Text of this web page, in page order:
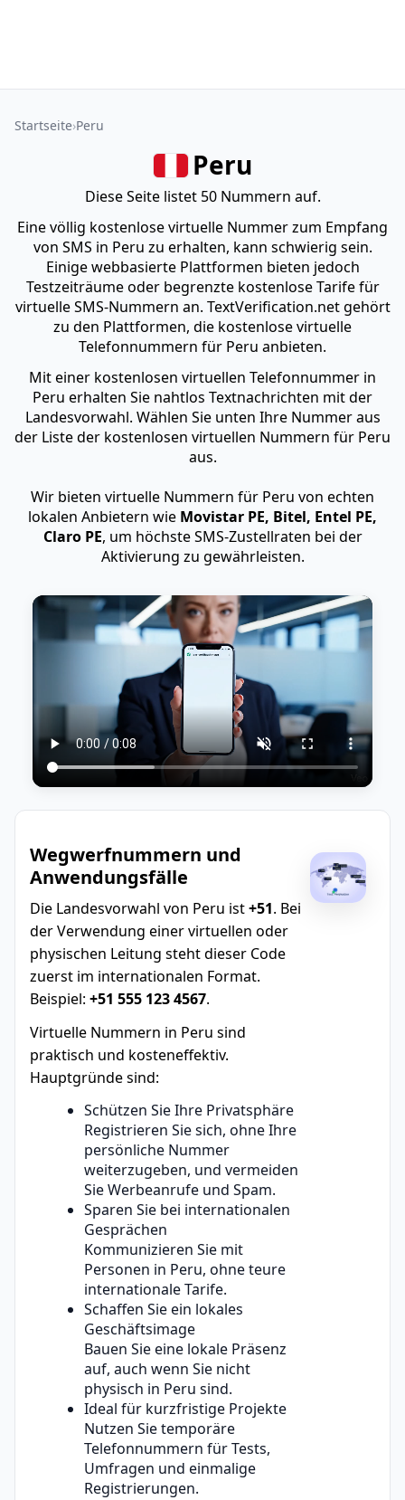
Startseite Peru
Peru
Diese Seite listet 50 Nummern auf.
Eine völlig kostenlose virtuelle Nummer zum Empfang
von SMS in Peru zu erhalten, kann schwierig sein.
Einige webbasierte Plattformen bieten jedoch
Testzeiträume oder begrenzte kostenlose Tarife für
virtuelle SMS-Nummern an. TextVerification.net gehört
zu den Plattformen, die kostenlose virtuelle
Telefonnummern für Peru anbieten.
Mit einer kostenlosen virtuellen Telefonnummer in
Peru erhalten Sie nahtlos Textnachrichten mit der
Landesvorwahl. Wählen Sie unten Ihre Nummer aus
der Liste der kostenlosen virtuellen Nummern für Peru
aus.
Wir bieten virtuelle Nummern für Peru von echten
lokalen Anbietern wie Movistar PE, Bitel, Entel PE,
Claro PE, um höchste SMS-Zustellraten bei der
Aktivierung zu gewährleisten.
Wegwerfnummern und
Anwendungsfälle
Die Landesvorwahl von Peru ist+51. Bei
der Verwendung einer virtuellen oder
physischen Leitung steht dieser Code
zuerst im internationalen Format.
Beispiel: +51 555 123 4567.
Virtuelle Nummern in Peru sind
praktisch und kosteneffektiv.
Hauptgründe sind:
Schützen Sie Ihre Privatsphäre
Registrieren Sie sich, ohne Ihre
persönliche Nummer
weiterzugeben, und vermeiden
Sie Werbeanrufe und Spam.
Sparen Sie bei internationalen
Gesprächen
Kommunizieren Sie mit
Personen in Peru, ohne teure
internationale Tarife.
Schaffen Sie ein lokales
Geschäftsimage
Bauen Sie eine lokale Präsenz
auf, auch wenn Sie nicht
physisch in Peru sind.
Ideal für kurzfristige Projekte
Nutzen Sie temporäre
Telefonnummern für Tests,
Umfragen und einmalige
Registrierungen.